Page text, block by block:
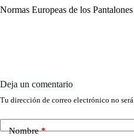
Normas Europeas de los
Deja un comentario
Tu dirección de correo electrónico no
Nombre*